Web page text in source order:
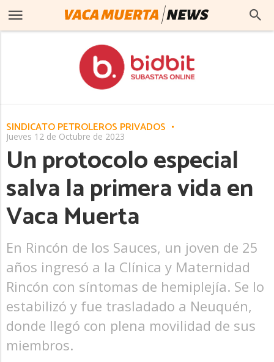
SINDICATO PETROLEROS PRIVADOS
Jueves 12 de Octubre de 2023
Un protocolo especial
salva la primera vida en
Vaca Muerta
En Rincón de los Sauces, un joven de 25
años ingresó a la Clínica y Maternidad
Rincón con síntomas de hemiplejía. Se lo
estabilizó y fue trasladado a Neuquén,
donde llegó con plena movilidad de sus
miembros.